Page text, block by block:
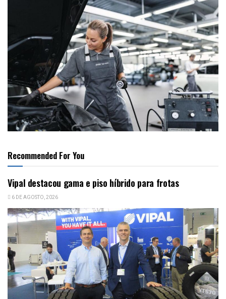
Recommended For You
Vipal destacou gama e piso híbrido para frotas
6 DE AGOSTO, 2026